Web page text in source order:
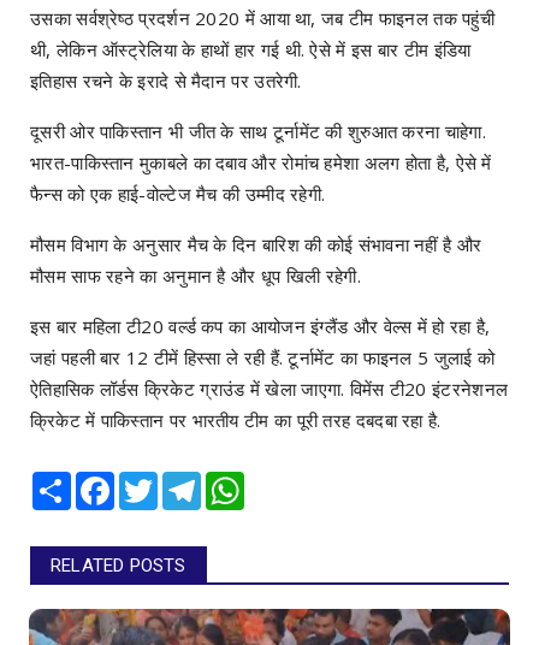
उसका सर्वश्रेष्ठ प्रदर्शन 2020 में आया था, जब टीम फाइनल तक पहुंची
थी, लेकिन ऑस्ट्रेलिया के हाथों हार गई थी. ऐसे में इस बार टीम इंडिया
इतिहास रचने के इरादे से मैदान पर उतरेगी.
दूसरी ओर पाकिस्तान भी जीत के साथ टूर्नामेंट की शुरुआत करना चाहेगा.
भारत-पाकिस्तान मुकाबले का दबाव और रोमांच हमेशा अलग होता है, ऐसे में
फैन्स को एक हाई-वोल्टेज मैच की उम्मीद रहेगी.
मौसम विभाग के अनुसार मैच के दिन बारिश की कोई संभावना नहीं है और
मौसम साफ रहने का अनुमान है और धूप खिली रहेगी.
इस बार महिला टी20 वर्ल्ड कप का आयोजन इंग्लैंड और वेल्स में हो रहा है,
जहां पहली बार 12 टीमें हिस्सा ले रही हैं. टूर्नामेंट का फाइनल 5 जुलाई को
ऐतिहासिक लॉर्डस क्रिकेट ग्राउंड में खेला जाएगा. विमेंस टी20 इंटरनेशनल
क्रिकेट में पाकिस्तान पर भारतीय टीम का पूरी तरह दबदबा रहा है.
Share Facebook
TwitterTelegram
RELATED POSTS